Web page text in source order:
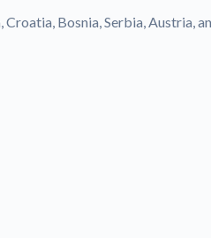
Croatia, Bosnia, Serbia, Austria,